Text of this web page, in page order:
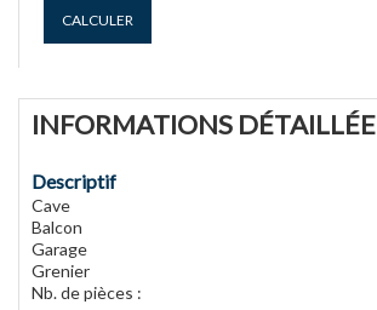
CALCULER
INFORMATIONS DÉTAILLÉE
Descriptif
Cave
Balcon
Garage
Grenier
Nb. de pièces :